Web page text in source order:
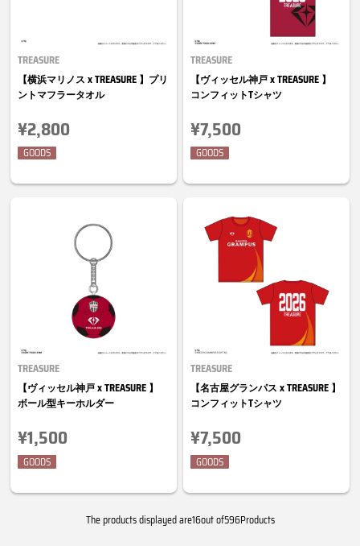
TREASURE
【横浜マリノス x TREASURE 】プリ
ントマフラータオル
¥2,800
GOODS
TREASURE
【ヴィッセル神戸 x TREASURE 】
コンフィットTシャツ
¥7,500
GOODS
TREASURE
【ヴィッセル神戸 x TREASURE 】
ボール型キーホルダー
¥1,500
GOODS
TREASURE
【名古屋グランパス x TREASURE 】
コンフィットTシャツ
¥7,500
GOODS
The products displayed are16out of596Products